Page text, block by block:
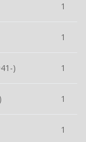
1
1
) 1
1
1